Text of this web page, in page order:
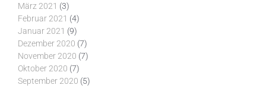
März 2021 (3)
Februar 2021 (4)
Januar 2021 (9)
Dezember 2020 (7)
November 2020 (7)
Oktober 2020 (7)
September 2020 (5)